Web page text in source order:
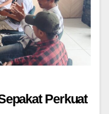
Perkuat